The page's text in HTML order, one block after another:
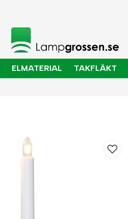
ELMATERIAL TAKFLÄKT